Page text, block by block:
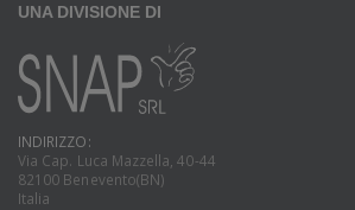
UNA DIVISIONE DI
INDIRIZZO:
Via Cap. Luca Mazzella, 40-44
82100 Benevento(BN)
Italia